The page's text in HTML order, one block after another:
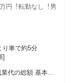
円︕転勤なし︕男
り車で約5分
]
の総額 基本